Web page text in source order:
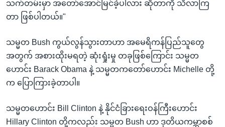
သက်တမ်းမှာ အတော်အောင်မြင်ခဲ့ပါလား ဆိုတာကို သိလာကြ
တာ ဖြစ်ပါတယ်။"
သမ္မတ Bush ကွယ်လွန်သွားတာဟာ အမေရိကန်ပြည်သူတွေ
အတွက် အစားထိုးမရတဲ့ ဆုံးရှုံးမှု တခုဖြစ်ကြောင်း သမ္မတ
ဟောင်း Barack Obama နဲ့ သမ္မတကတော်ဟောင်း Michelle တို့
က ပြောကြားခဲ့တာပါ။
သမ္မတဟောင်း Bill Clinton နဲ့ နိုင်ငံခြားရေးဝန်ကြီးဟောင်း
Hillary Clinton တို့ကလည်း သမ္မတ Bush ဟာ ဒုတိယကမ္ဘာစစ်